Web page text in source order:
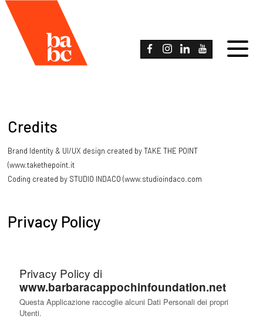
Credits
Brand Identity & UI/UX design created by TAKE THE POINT
(www.takethepoint.it
Coding created by STUDIO INDACO (www.studioindaco.com
Privacy Policy
Privacy Policy di
www.barbaracappochinfoundation.net
Questa Applicazione raccoglie alcuni Dati Personali dei propri
Utenti.